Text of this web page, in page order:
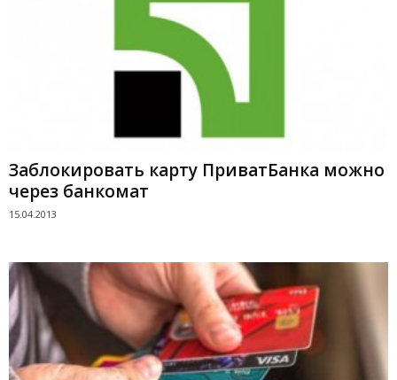
Заблокировать карту ПриватБанка можно
через банкомат
15.04.2013